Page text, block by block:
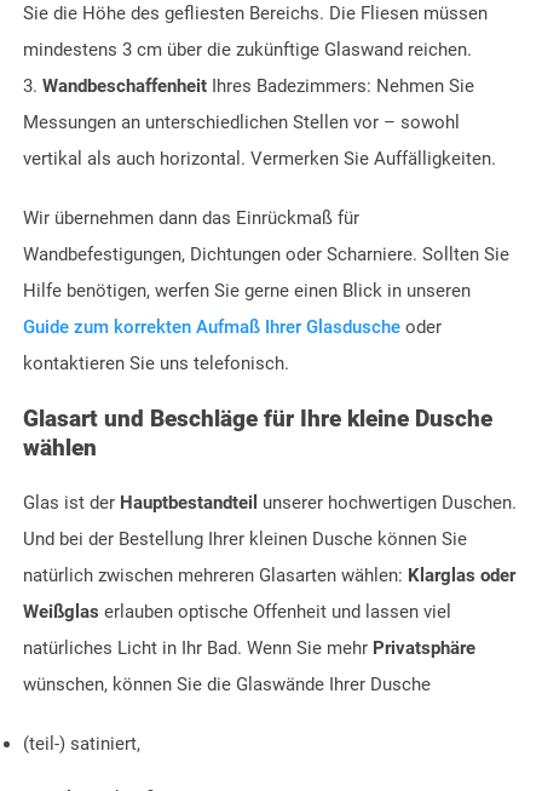
Sie die Höhe des gefliesten Bereichs. Die Fliesen müssen
mindestens 3 cm über die zukünftige Glaswand reichen.
3. Wandbeschaffenheit Ihres Badezimmers: Nehmen Sie
Messungen an unterschiedlichen Stellen vor – sowohl
vertikal als auch horizontal. Vermerken Sie Auffälligkeiten.
Wir übernehmen dann das Einrückmaß für
Wandbefestigungen, Dichtungen oder Scharniere. Sollten Sie
Hilfe benötigen, werfen Sie gerne einen Blick in unseren
Guide zum korrekten Aufmaß Ihrer Glasduscheoder
kontaktieren Sie uns telefonisch.
Glasart und Beschläge für Ihre kleine Dusche
wählen
Glas ist der Hauptbestandteil unserer hochwertigen Duschen.
Und bei der Bestellung Ihrer kleinen Dusche können Sie
natürlich zwischen mehreren Glasarten wählen: Klarglas oder
Weißglas erlauben optische Offenheit und lassen viel
natürliches Licht in Ihr Bad. Wenn Sie mehr Privatsphäre
wünschen, können Sie die Glaswände Ihrer Dusche
(teil-) satiniert,